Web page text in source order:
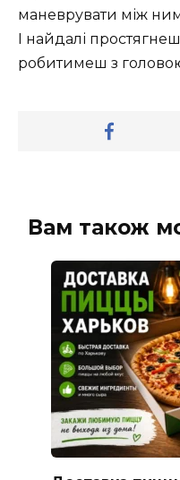
маневрувати між
І найдалі
робитимеш з
Вам також